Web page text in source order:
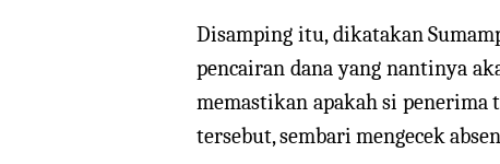
Disamping itu, dikatakan
pencairan dana yang nantinya
memastikan apakah si penerima
tersebut, sembari mengecek